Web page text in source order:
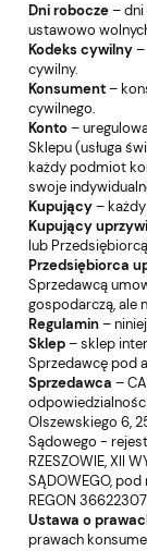
Dni robocze– dni
ustawowo
Kodeks cywilny–
cywilny.
Konsument–
cywilnego.
Konto–
Sklepu (usługa
każdy podmiot
swoje
Kupujący–
Kupujący
lub
Przedsiębiorca
Sprzedawcą
gospodarczą, ale
Regulamin–
Sklep– sklep
Sprzedawcę pod
Sprzedawca –
Olszewskiego 6,
Sądowego -
RZESZOWIE, XII
SĄDOWEGO,
REGON
Ustawa o
prawach